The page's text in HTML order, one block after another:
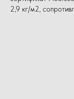
2,9 кг/м2,